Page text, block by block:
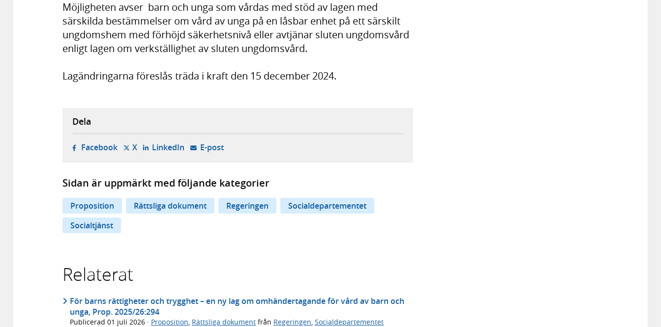
Möjligheten avser barn och unga som vårdas med stöd av lagen med
särskilda bestämmelser om vård av unga på en låsbar enhet på ett särskilt
ungdomshem med förhöjd säkerhetsnivå eller avtjänar sluten ungdomsvård
enligt lagen om verkställighet av sluten ungdomsvård.
Lagändringarna föreslås träda i kraft den 15 december 2024.
Dela
Facebook- öppnas i ny flik, extern webbplats,
X- öppnas i ny flik, extern webbplats,
LinkedIn- öppnas i ny flik, extern webbplats,
E-post- öppnar din e-postklient,
Sidan är uppmärkt med följande kategorier
Proposition Rättsliga dokument Regeringen
Socialdepartementet
Socialtjänst
Relaterat
För barns rättigheter och trygghet – en ny lag om omhändertagande för vård av barn och
unga, Prop. 2025/26:294
Publicerad 01 juli 2026 · Proposition Rättsliga dokument från Regeringen Socialdepartementet